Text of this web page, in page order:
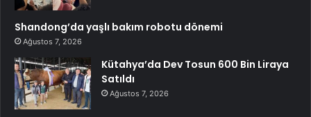
Shandong’da yaşlı bakım robotu dönemi
Ağustos 7, 2026
Kütahya’da Dev Tosun 600 Bin Liraya
Satıldı
Ağustos 7, 2026